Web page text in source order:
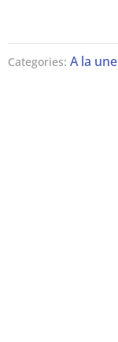
Categories: A la une